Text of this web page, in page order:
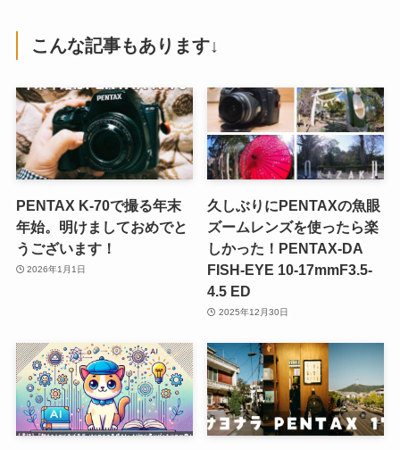
こんな記事もあります↓
PENTAX K-70で撮る年末
年始。明けましておめでと
うございます！
2026年1月1日
久しぶりにPENTAXの魚眼
ズームレンズを使ったら楽
しかった！PENTAX-DA
FISH-EYE 10-17mmF3.5-
4.5 ED
2025年12月30日